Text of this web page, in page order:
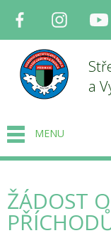
Facebook Instagram
a
MENU
ŽÁDOST